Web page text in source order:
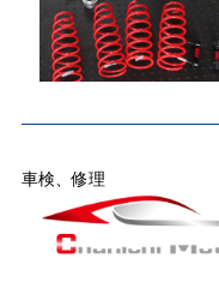
車検、修理